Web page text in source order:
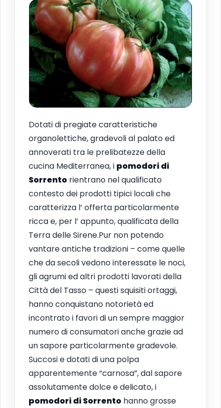
Dotati di pregiate caratteristiche
organolettiche, gradevoli al palato ed
annoverati tra le prelibatezze della
cucina Mediterranea, i pomodori di
Sorrento rientrano nel qualificato
contesto dei prodotti tipici locali che
caratterizza l’ offerta particolarmente
ricca e, per l’ appunto, qualificata della
Terra delle Sirene.Pur non potendo
vantare antiche tradizioni – come quelle
che da secoli vedono interessate le noci,
gli agrumi ed altri prodotti lavorati della
Città del Tasso – questi squisiti ortaggi,
hanno conquistano notorietà ed
incontrato i favori di un sempre maggior
numero di consumatori anche grazie ad
un sapore particolarmente gradevole.
Succosi e dotati di una polpa
apparentemente “carnosa”, dal sapore
assolutamente dolce e delicato, i
pomodori diSorrento hanno grosse